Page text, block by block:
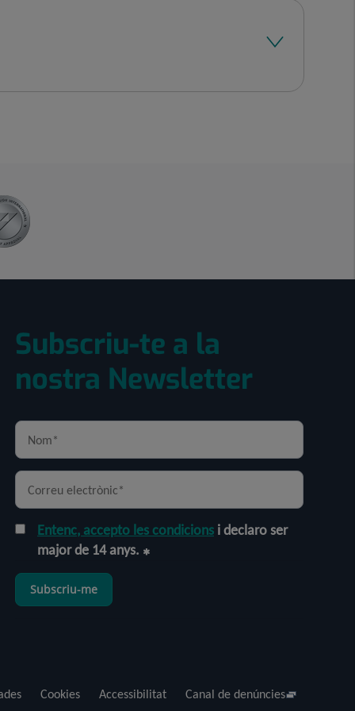
Subscriu-te a la
nostra Newsletter
Entenc, accepto les condicions i declaro ser
major de 14 anys.
Subscriu-me
Cookies Accessibilitat Canal de denúncies